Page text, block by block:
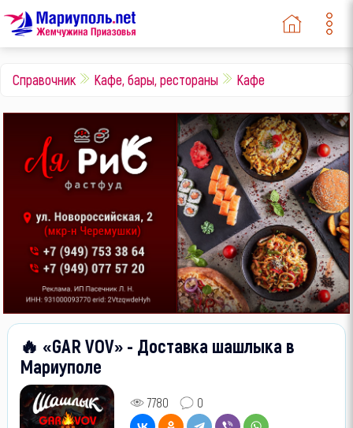
Справочник Кафе, бары, рестораны Кафе
🔥 «GAR VOV» - Доставка шашлыка в
Мариуполе
7780 0